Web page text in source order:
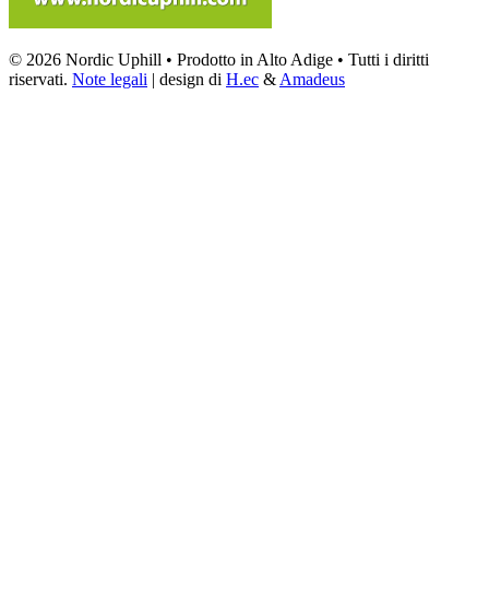
© 2026 Nordic Uphill • Prodotto in Alto Adige • Tutti i diritti
riservati. Note legali | design di H.ec & Amadeus